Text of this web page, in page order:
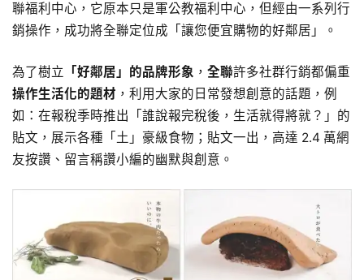
聯福利中心，它原本只是軍公教福利中心，但經由一系列行
銷操作，成功將全聯定位成「讓您便宜購物的好鄰居」。
為了樹立 「好鄰居」的品牌形象 ， 全聯許多社群行銷都偏重
操作生活化的題材 ，利用大家的日常發想創意的話題，例
如：在報稅季時推出「誰說報完稅後，生活就得將就？」的
貼文，展示各種「土」豪級食物；貼文一出，高達 2.4 萬網
友按讚、留言稱讚小編的幽默與創意。